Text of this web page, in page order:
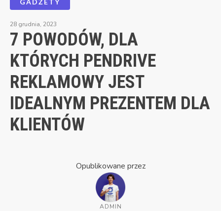
28 grudnia, 2023
7 POWODÓW, DLA
KTÓRYCH PENDRIVE
REKLAMOWY JEST
IDEALNYM PREZENTEM DLA
KLIENTÓW
Opublikowane przez
ADMIN